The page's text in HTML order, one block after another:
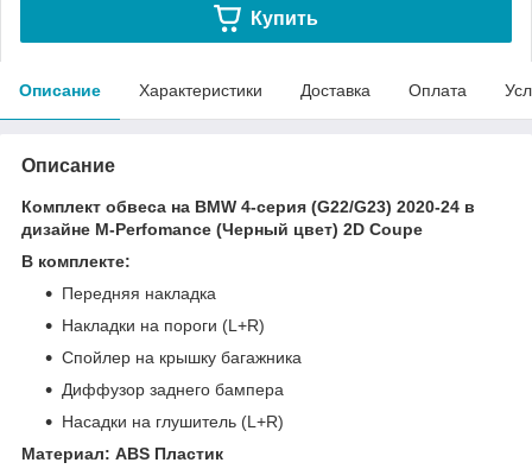
Купить
Описание Характеристики Доставка Оплата
Описание
Комплект обвеса на BMW 4-серия (G22/G23) 2020-24 в
дизайне M-Perfomance (Черный цвет) 2D Coupe
В комплекте:
Передняя накладка
Накладки на пороги (L+R)
Спойлер на крышку багажника
Диффузор заднего бампера
Насадки на глушитель (L+R)
Материал: ABS Пластик